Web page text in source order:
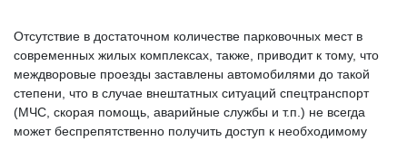
Отсутствие в достаточном количестве парковочных мест в
современных жилых комплексах, также, приводит к тому, что
междворовые проезды заставлены автомобилями до такой
степени, что в случае внештатных ситуаций спецтранспорт
(МЧС, скорая помощь, аварийные службы и т.п.) не всегда
может беспрепятственно получить доступ к необходимому